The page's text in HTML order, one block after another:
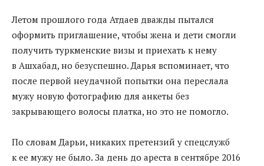
Летом прошлого года Атдаев дважды пытался
оформить приглашение, чтобы жена и дети смогли
получить туркменские визы и приехать к нему
в Ашхабад, но безуспешно. Дарья вспоминает, что
после первой неудачной попытки она переслала
мужу новую фотографию для анкеты без
закрывающего волосы платка, но это не помогло.
По словам Дарьи, никаких претензий у спецслужб
к ее мужу не было. За день до ареста в сентябре 2016